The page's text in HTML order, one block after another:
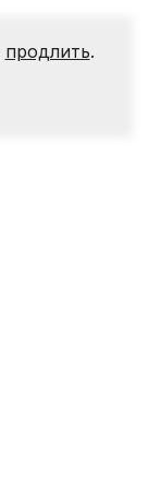
продлить.